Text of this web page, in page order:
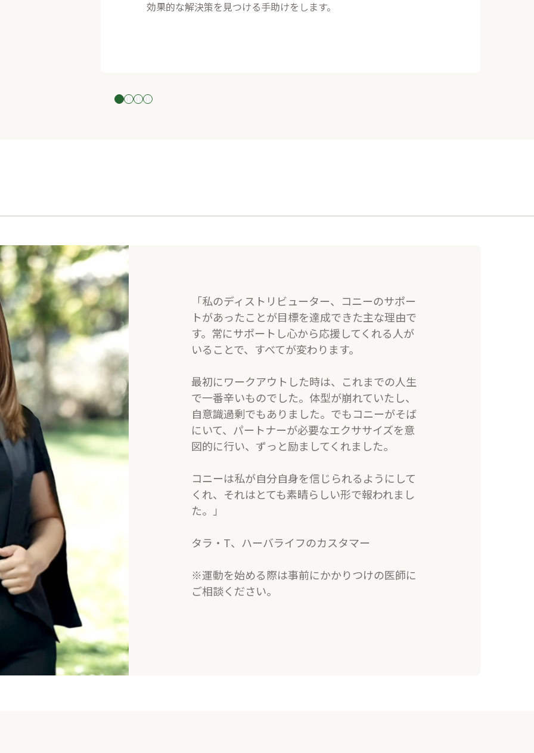
効果的な解決策を見つける手助けをします。
​​「私のディストリビューター、コニーのサポー
トがあったことが目標を達成できた主な理由で
す。常にサポートし心から応援してくれる人が
いることで、すべてが変わります。
​最初にワークアウトした時は、これまでの人生
で一番辛いものでした。体型が崩れていたし、
自意識過剰でもありました。でもコニーがそば
にいて、パートナーが必要なエクササイズを意
図的に行い、ずっと励ましてくれました。
コニーは私が自分自身を信じられるようにして
くれ、それはとても素晴らしい形で報われまし
た。」
タラ・T、ハーバライフのカスタマー
​※運動を始める際は事前にかかりつけの医師に
ご相談ください。